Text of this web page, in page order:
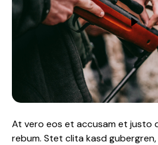
At vero eos et accusam et justo
rebum. Stet clita kasd